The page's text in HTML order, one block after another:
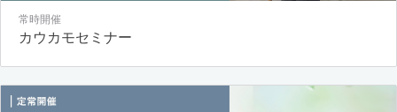
常時開催
カウカモセミナー